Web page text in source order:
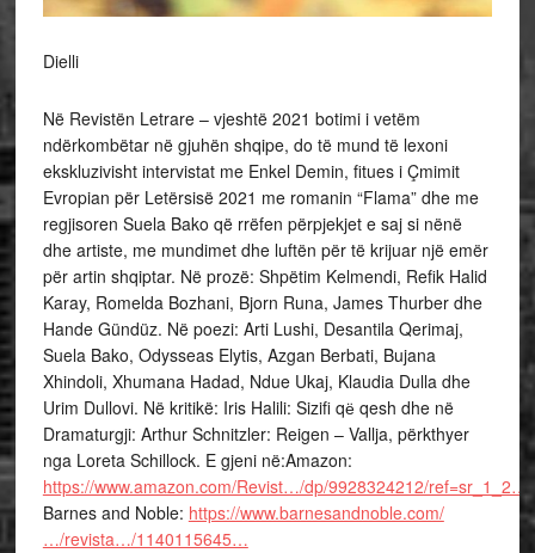
Dielli
Në Revistën Letrare – vjeshtë 2021 botimi i vetëm
ndërkombëtar në gjuhën shqipe, do të mund të lexoni
ekskluzivisht intervistat me Enkel Demin, fitues i Çmimit
Evropian për Letërsisë 2021 me romanin “Flama” dhe me
regjisoren Suela Bako që rrëfen përpjekjet e saj si nënë
dhe artiste, me mundimet dhe luftën për të krijuar një emër
për artin shqiptar. Në prozë: Shpëtim Kelmendi, Refik Halid
Karay, Romelda Bozhani, Bjorn Runa, James Thurber dhe
Hande Gündüz. Në poezi: Arti Lushi, Desantila Qerimaj,
Suela Bako, Odysseas Elytis, Azgan Berbati, Bujana
Xhindoli, Xhumana Hadad, Ndue Ukaj, Klaudia Dulla dhe
Urim Dullovi. Në kritikë: Iris Halili: Sizifi qё qesh dhe në
Dramaturgji: Arthur Schnitzler: Reigen – Vallja, përkthyer
nga Loreta Schillock. E gjeni në:Amazon:
https://www.amazon.com/Revist…/dp/9928324212/ref=sr_1_2…
Barnes and Noble: https://www.barnesandnoble.com/
…/revista…/1140115645…